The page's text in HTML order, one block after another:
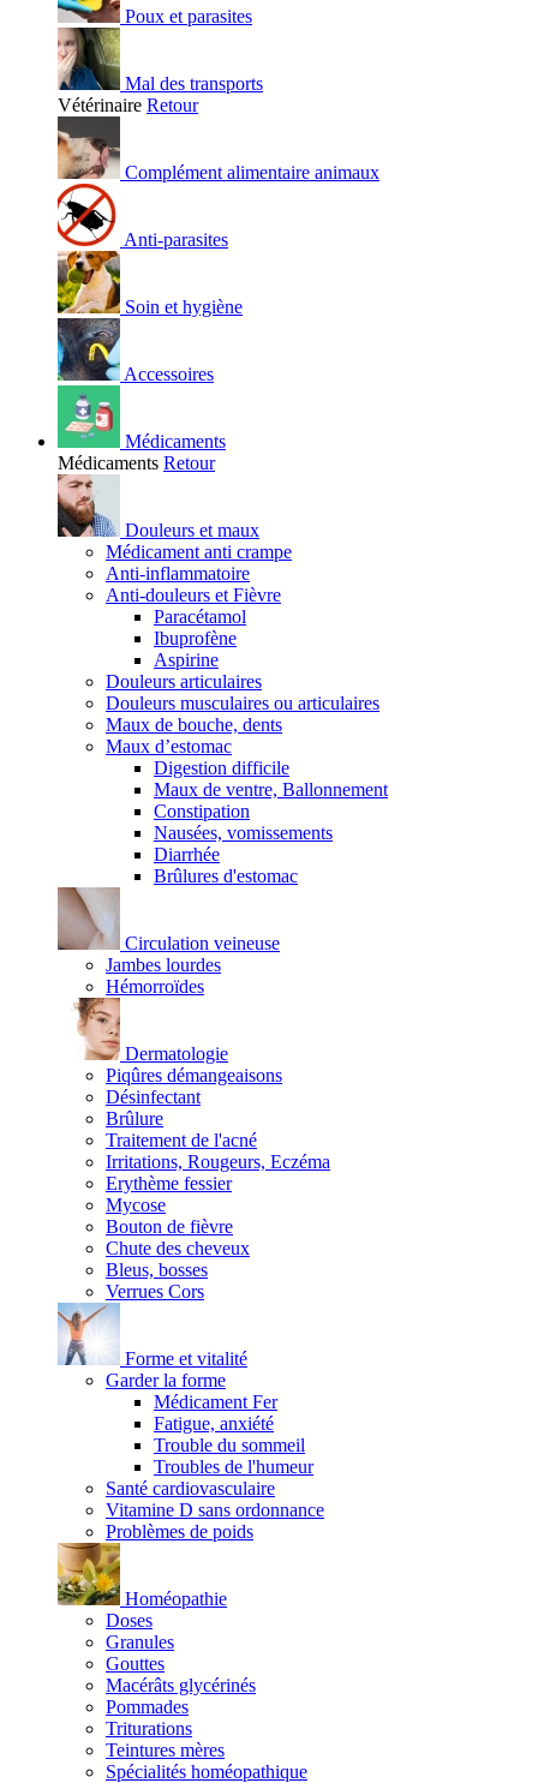
Poux et parasites
Mal des transports
Vétérinaire Retour
Complément alimentaire animaux
Anti-parasites
Soin et hygiène
Accessoires
Médicaments
Médicaments Retour
Douleurs et maux
Médicament anti crampe
Anti-inflammatoire
Anti-douleurs et Fièvre
Paracétamol
Ibuprofène
Aspirine
Douleurs articulaires
Douleurs musculaires ou articulaires
Maux de bouche, dents
Maux d’estomac
Digestion difficile
Maux de ventre, Ballonnement
Constipation
Nausées, vomissements
Diarrhée
Brûlures d'estomac
Circulation veineuse
Jambes lourdes
Hémorroïdes
Dermatologie
Piqûres démangeaisons
Désinfectant
Brûlure
Traitement de l'acné
Irritations, Rougeurs, Eczéma
Erythème fessier
Mycose
Bouton de fièvre
Chute des cheveux
Bleus, bosses
Verrues Cors
Forme et vitalité
Garder la forme
Médicament Fer
Fatigue, anxiété
Trouble du sommeil
Troubles de l'humeur
Santé cardiovasculaire
Vitamine D sans ordonnance
Problèmes de poids
Homéopathie
Doses
Granules
Gouttes
Macérâts glycérinés
Pommades
Triturations
Teintures mères
Spécialités homéopathique